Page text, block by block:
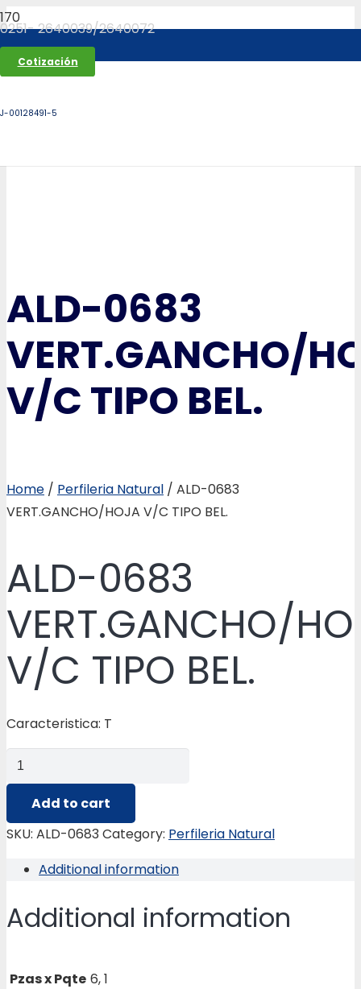
0251- 2640039/2640072
Cotización
J-00128491-5
ALD-0683
VERT.GANCHO/
V/C TIPO BEL.
Home / Perfileria Natural / ALD-0683
VERT.GANCHO/HOJA V/C TIPO BEL.
ALD-0683
VERT.GANCHO/
V/C TIPO BEL.
Caracteristica: T
ALD-
0683
VERT.GANCHO/HOJA
V/C
BEL.
Add to cart
SKU: ALD-0683Category: Perfileria Natural
Additional information
Additional information
Pzas x Pqte 6, 1